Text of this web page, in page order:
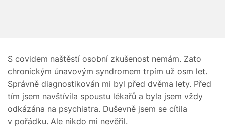
S covidem naštěstí osobní zkušenost nemám. Zato
chronickým únavovým syndromem trpím už osm let.
Správně diagnostikován mi byl před dvěma lety. Před
tím jsem navštívila spoustu lékařů a byla jsem vždy
odkázána na psychiatra. Duševně jsem se cítila
v pořádku. Ale nikdo mi nevěřil.